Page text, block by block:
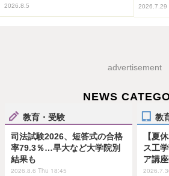
2026.8.5 2026.7.29
advertisement
NEWS
教育・受験
司法試験2026、短答式の合格
率79.3％…早大など大学院別
結果も
2026.8.6 Thu 18:45
教
【夏
ス工
ア講